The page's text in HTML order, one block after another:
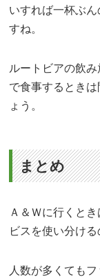
いすれば一杯ぶ
すね。
ルートビアの飲
で食事するとき
ょう。
まとめ
Ａ＆Ｗに行くと
ビスを使い分ける
人数が多くても